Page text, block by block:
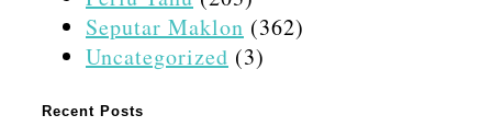
Seputar Maklon (362)
Uncategorized (3)
Recent Posts